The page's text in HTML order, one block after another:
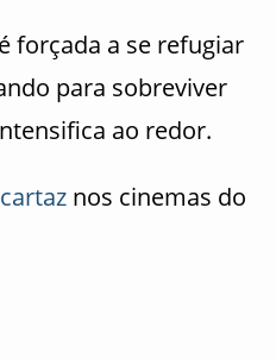
forçada a se refugiar
para sobreviver
ao redor.
cartaznos cinemas do